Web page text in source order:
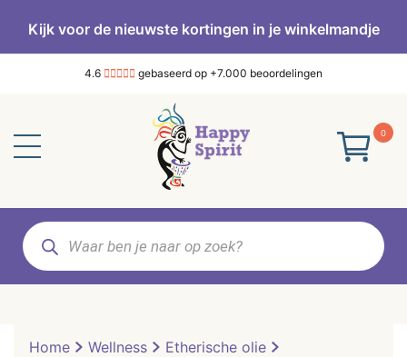
Kijk voor de nieuwste kortingen in je winkelmandje
4.6 gebaseerd op +7.000 beoordelingen
0
Producten
zoeken
Home Wellness
Etherische olie